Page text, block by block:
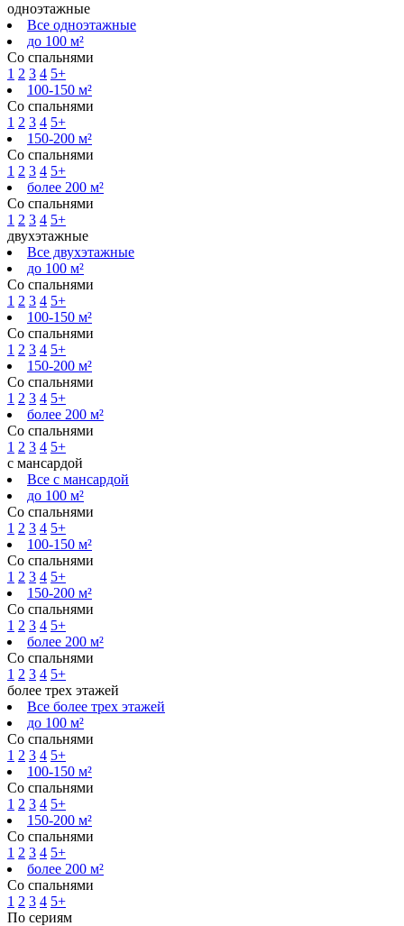
одноэтажные
Все одноэтажные
до 100 м²
Со спальнями
1 2 3 4 5+
100-150 м²
Со спальнями
1 2 3 4 5+
150-200 м²
Со спальнями
1 2 3 4 5+
более 200 м²
Со спальнями
1 2 3 4 5+
двухэтажные
Все двухэтажные
до 100 м²
Со спальнями
1 2 3 4 5+
100-150 м²
Со спальнями
1 2 3 4 5+
150-200 м²
Со спальнями
1 2 3 4 5+
более 200 м²
Со спальнями
1 2 3 4 5+
с мансардой
Все с мансардой
до 100 м²
Со спальнями
1 2 3 4 5+
100-150 м²
Со спальнями
1 2 3 4 5+
150-200 м²
Со спальнями
1 2 3 4 5+
более 200 м²
Со спальнями
1 2 3 4 5+
более трех этажей
Все более трех этажей
до 100 м²
Со спальнями
1 2 3 4 5+
100-150 м²
Со спальнями
1 2 3 4 5+
150-200 м²
Со спальнями
1 2 3 4 5+
более 200 м²
Со спальнями
1 2 3 4 5+
По сериям